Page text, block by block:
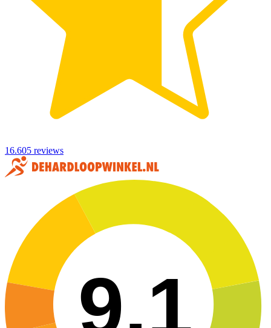
16.605 reviews
9,1